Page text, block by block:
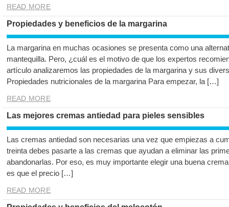
READ MORE
Propiedades y beneficios de la margarina
La margarina en muchas ocasiones se presenta como una
mantequilla. Pero, ¿cuál es el motivo de que los expertos
artículo analizaremos las propiedades de la margarina y sus
Propiedades nutricionales de la margarina Para empezar, la […]
READ MORE
Las mejores cremas antiedad para pieles sensibles
Las cremas antiedad son necesarias una vez que empiezas a
treinta debes pasarte a las cremas que ayudan a eliminar las
abandonarlas. Por eso, es muy importante elegir una buena
es que el precio […]
READ MORE